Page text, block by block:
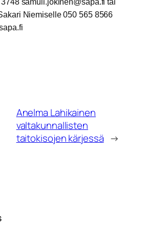
Niemiselle 050 565 8566
Anelma Lahikainen
valtakunnallisten
taitokisojen kärjessä →